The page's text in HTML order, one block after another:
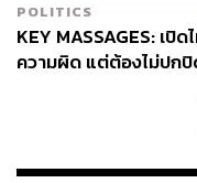
POLITICS
KEY MASSAGES: เปิด
ความผิด แต่ต้องไม่ปก